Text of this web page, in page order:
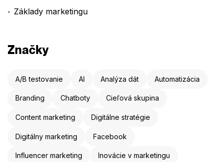
Základy marketingu
Značky
A/B testovanie AI Analýza dát Automatizácia
Branding Chatboty Cieľová skupina
Content marketing Digitálne stratégie
Digitálny marketing Facebook
Influencer marketing Inovácie v marketingu